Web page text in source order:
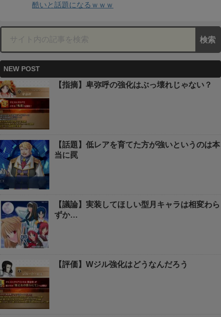
酷いと話題になるｗｗｗ
NEW POST
【指摘】卑弥呼の強化はぶっ壊れじゃない？
【話題】低レアを育てた方が強いというのは本
当に罠
【議論】実装してほしい型月キャラは相変わら
ずか…
【評価】Wジル強化はどうなんだろう